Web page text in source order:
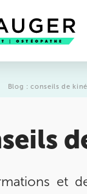
Blog : conseils de kiné
et